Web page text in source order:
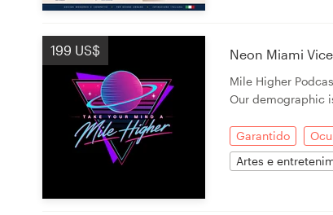
199 US$ Neon Miami
Mile Higher
Our demographic
Garantido
Artes e